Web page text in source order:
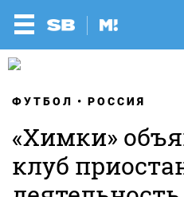
ФУТБОЛ РОССИЯ
«Химки»
клуб